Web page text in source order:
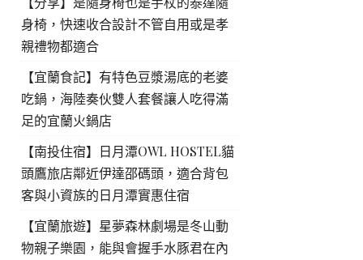
身椅，快速收合設計不管自用或是孝
親禮物都適合
【宜蘭食記】有特色豆漿湯底的老婆
吃鍋，海陸奏伙雙人套餐讓人吃得滿
足的宜蘭火鍋店
【南投住宿】日月潭OWL HOSTEL貓
頭鷹旅店鄰近伊達邵碼頭，適合背包
客與小資族的日月潭實惠住宿
【宜蘭旅遊】星夢森林劇場是冬山動
物親子樂園，能與會握手水豚君在內